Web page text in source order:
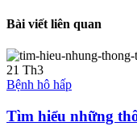
Bài viết liên quan
21 Th3
Bệnh hô hấp
Tìm hiểu những